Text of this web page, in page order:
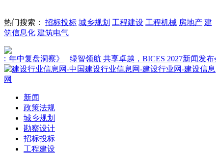
热门搜索： 招标投标 城乡规划 工程建设 工程机械 房地产 建
筑信息化 建筑电气
复盘洞察》 绿智领航 共享卓越，BICES 2027新闻发布会在
新闻
政策法规
城乡规划
勘察设计
招标投标
工程建设